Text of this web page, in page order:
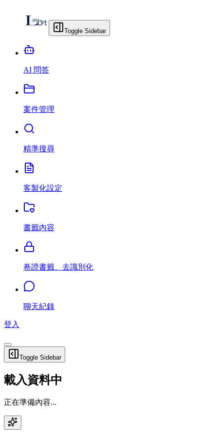
Toggle Sidebar
AI 問答
案件管理
精準搜尋
客製化設定
書籤內容
卷證書籤、去識別化
聊天紀錄
登入
Toggle Sidebar
載入資料中
正在準備內容...